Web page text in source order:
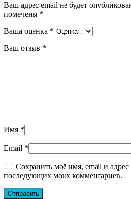
Ваш адрес email не будет
помечены *
Ваша оценка *
Ваш отзыв *
Имя *
Email *
Сохранить моё имя, email и адрес
последующих моих комментариев.